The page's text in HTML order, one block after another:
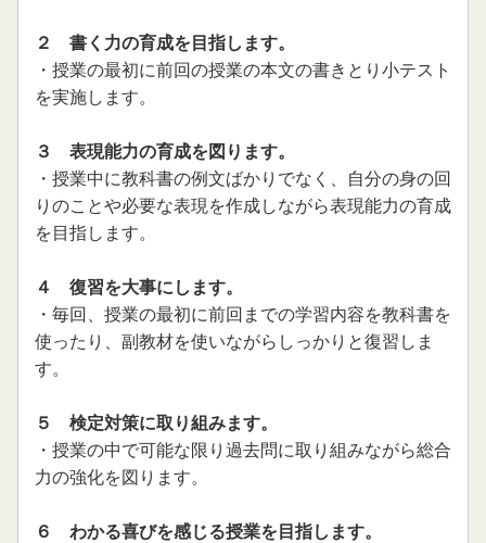
2022.06.06
7月開講入門クラスの募集を開始しました。
2022.05.07
６月開講入門クラスの募集を開始しました。
2022.04.02
５月開講入門クラスの募集を開始しました。
2022.02.27
４月開講の入門クラスの募集を開始しました。
2022.01.09
2021.12.03
1月開講の入門クラスの募集を開始しました。
１２月開講の入門クラスの募集を始めました。
２ 書く力の育成を目指します。
・授業の最初に前回の授業の本文の書きとり小テスト
を実施します。
３ 表現能力の育成を図ります。
・授業中に教科書の例文ばかりでなく、自分の身の回
りのことや必要な表現を作成しながら表現能力の育成
を目指します。
４ 復習を大事にします。
・毎回、授業の最初に前回までの学習内容を教科書を
使ったり、 副教材を使いながらしっかりと復習しま
す。
５ 検定対策に取り組みます。
・授業の中で可能な限り過去問に取り組みながら総合
力の強化を図ります。
６ わかる喜びを感じる授業を目指します。